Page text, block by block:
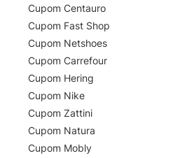
Cupom Centauro
Cupom Fast Shop
Cupom Netshoes
Cupom Carrefour
Cupom Hering
Cupom Nike
Cupom Zattini
Cupom Natura
Cupom Mobly